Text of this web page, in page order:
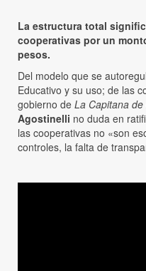
La estructura total
cooperativas por un
pesos.
Del modelo que se
Educativo y su uso; de las
gobierno de La Capitana
Agostinelli no duda en
las cooperativas no «son
controles, la falta de